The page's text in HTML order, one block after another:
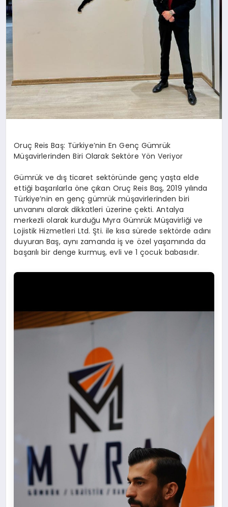
Oruç Reis Baş: Türkiye’nin En Genç Gümrük
Müşavirlerinden Biri Olarak Sektöre Yön Veriyor
Gümrük ve dış ticaret sektöründe genç yaşta elde
ettiği başarılarla öne çıkan Oruç Reis Baş, 2019 yılında
Türkiye’nin en genç gümrük müşavirlerinden biri
unvanını alarak dikkatleri üzerine çekti. Antalya
merkezli olarak kurduğu Myra Gümrük Müşavirliği ve
Lojistik Hizmetleri Ltd. Şti. ile kısa sürede sektörde adını
duyuran Baş, aynı zamanda iş ve özel yaşamında da
başarılı bir denge kurmuş, evli ve 1 çocuk babasıdır.